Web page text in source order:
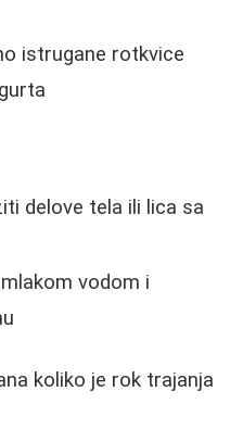
istrugane rotkvice
delove tela ili lica sa
vodom i
koliko je rok trajanja